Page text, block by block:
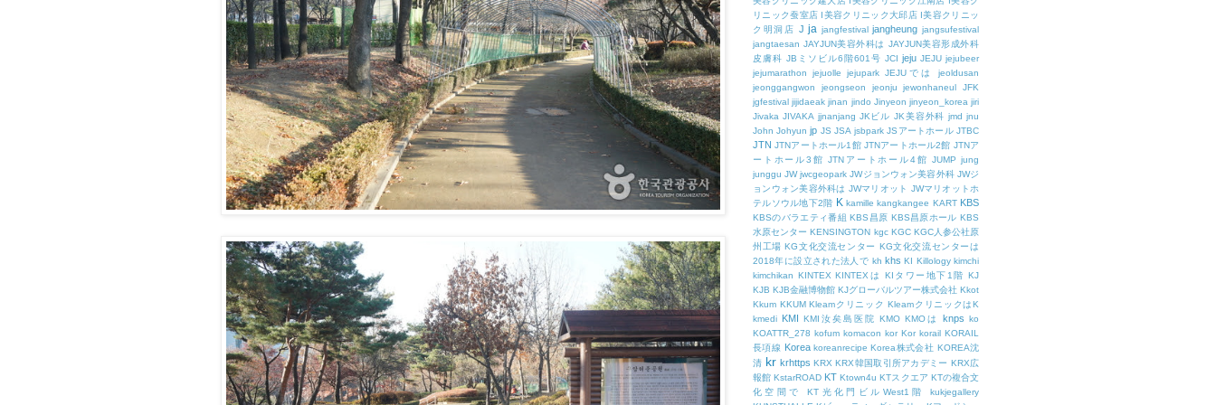
リニック蚕室店 I美容クリニック大邱店 I美容クリニッ
ク明洞店 J ja jangfestival jangheung jangsufestival
jangtaesan JAYJUN美容外科は JAYJUN美容形成外科
皮膚科 JBミソビル6階601号 JCI jeju JEJU jejubeer
jejumarathon
jejuolle jejupark JEJUでは
jeoldusan
jeonggangwon
jeongseon jeonju jewonhaneul
JFK
jgfestival jijidaeak jinan jindo Jinyeon jinyeon_korea jiri
Jivaka JIVAKA jjnanjang JKビル JK美容外科 jmd jnu
John Johyun jp JS JSA jsbpark JSアートホール JTBC
JTN JTNアートホール1館 JTNアートホール2館 JTNア
ートホール3館 JTNアートホール4館 JUMP jung
junggu JW jwcgeopark JWジョンウォン美容外科 JWジ
ョンウォン美容外科は JWマリオット JWマリオットホ
テルソウル地下2階 K kamille kangkangee KART KBS
KBSのバラエティ番組 KBS昌原 KBS昌原ホール KBS
水原センター KENSINGTON kgc KGC KGC人参公社原
州工場 KG文化交流センター KG文化交流センターは
2018年に設立された法人で kh khs KI Killology kimchi
kimchikan KINTEX KINTEXは KIタワー地下1階 KJ
KJB KJB金融博物館 KJグローバルツアー株式会社 Kkot
Kkum KKUM Kleamクリニック KleamクリニックはK
kmedi KMI KMI汝矣島医院 KMO KMOは knps ko
KOATTR_278 kofum komacon kor Kor korail KORAIL
長項線 Korea koreanrecipe Korea株式会社 KOREA沈
清 kr krhttps KRX KRX韓国取引所アカデミー KRX広
報館 KstarROAD KT Ktown4u KTスクエア KTの複合文
化空間で
KT光化門ビルWest1階
kukjegallery